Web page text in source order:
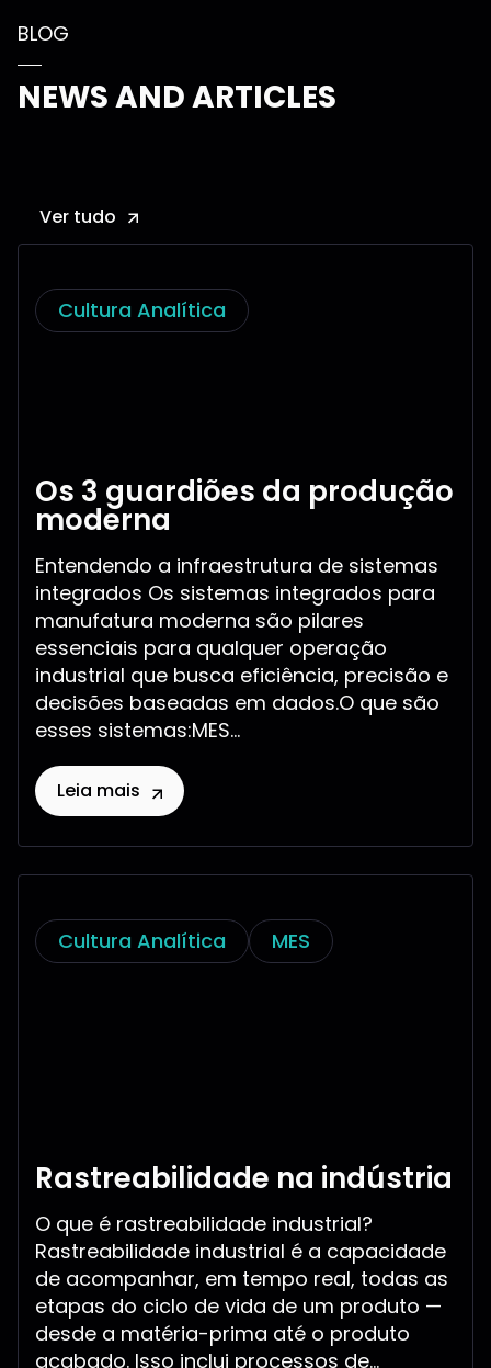
BLOG
NEWS AND ARTICLES
Ver tudo
Cultura Analítica
Os 3 guardiões da produção
moderna
Entendendo a infraestrutura de sistemas
integrados Os sistemas integrados para
manufatura moderna são pilares
essenciais para qualquer operação
industrial que busca eficiência, precisão e
decisões baseadas em dados.O que são
esses sistemas:MES...
Leia mais
Cultura Analítica MES
Rastreabilidade na indústria
O que é rastreabilidade industrial?
Rastreabilidade industrial é a capacidade
de acompanhar, em tempo real, todas as
etapas do ciclo de vida de um produto —
desde a matéria-prima até o produto
acabado. Isso inclui processos de...